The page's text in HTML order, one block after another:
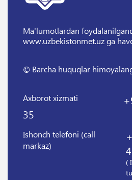
Ma'lumotlardan
www.uzbekistonmet.uz ga
© Barcha huquqlar
Axborot xizmati
35
Ishonch telefoni (call
markaz)
(